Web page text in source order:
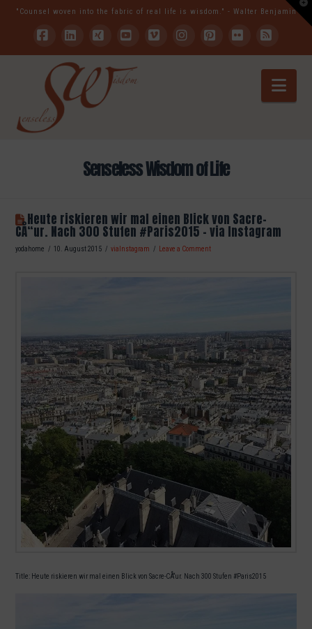
"Counsel woven into the fabric of real life is wisdom." - Walter Benjamin
FacebookLinkedIn
XING YouTubeVimeoInstagramPinterest
FlickrRSS
Senseless Wisdom of Life
Heute riskieren wir mal einen Blick von Sacre-
CÅ“ur. Nach 300 Stufen #Paris2015 – via Instagram
yodahome 10. August 2015 viaInstagram Leave a Comment
Title: Heute riskieren wir mal einen Blick von Sacre-CÅ“ur. Nach 300 Stufen #Paris2015